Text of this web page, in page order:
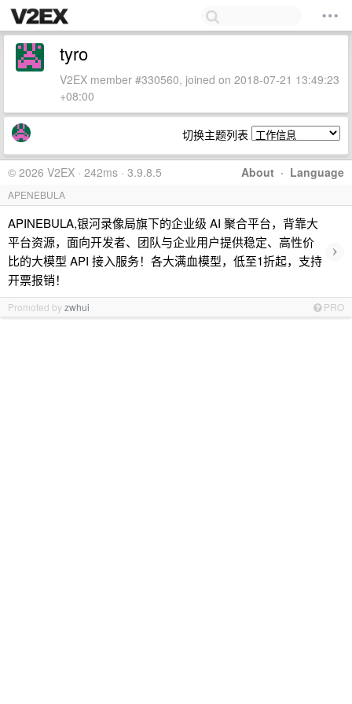
tyro
V2EX member #330560, joined on 2018-07-21 13:49:23
+08:00
切换主题列表
About · Language
© 2026 V2EX · 242ms · 3.9.8.5
APENEBULA
APINEBULA,银河录像局旗下的企业级 AI 聚合平台，背靠大
平台资源，面向开发者、团队与企业用户提供稳定、高性价
比的大模型 API 接入服务！各大满血模型，低至1折起，支持
开票报销！
›
Promoted byzwhui PRO